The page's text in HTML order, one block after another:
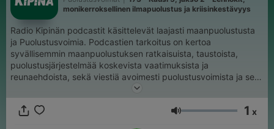
monikerroksellinen ilmapuolustus ja kriisinkestävyys
Radio Kipinän podcastit käsittelevät laajasti maanpuolustusta
ja Puolustusvoimia. Podcastien tarkoitus on kertoa
syvällisemmin maanpuolustuksen ratkaisuista, taustoista,
puolustusjärjestelmää koskevista vaatimuksista ja
reunaehdoista, sekä viestiä avoimesti puolustusvoimista ja sen
toiminnasta. Podcasteissa esiintyvät Puolustusvoimien eri
tekniikkaa, sotataitoa, puolustusjärjestelmää ja puolustuksen
Volumen 1 x